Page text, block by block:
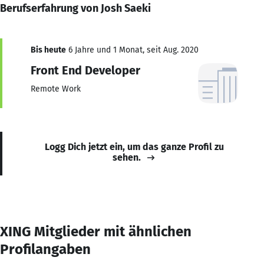
Berufserfahrung von Josh Saeki
Bis heute 6 Jahre und 1 Monat, seit Aug. 2020
Front End Developer
Remote Work
Logg Dich jetzt ein, um das ganze Profil zu
sehen.
XING Mitglieder mit ähnlichen
Profilangaben